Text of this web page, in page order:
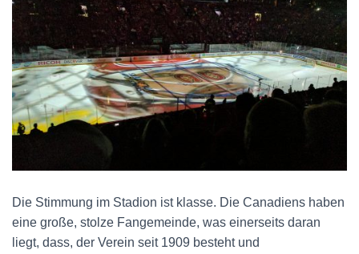
Die Stimmung im Stadion ist klasse. Die Canadiens haben
eine große, stolze Fangemeinde, was einerseits daran
liegt, dass, der Verein seit 1909 besteht und